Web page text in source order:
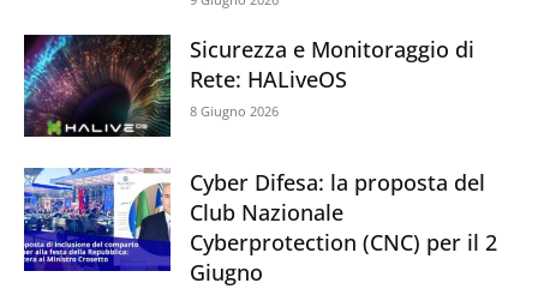
Sicurezza e Monitoraggio di
Rete: HALiveOS
8 Giugno 2026
Cyber Difesa: la proposta del
Club Nazionale
Cyberprotection (CNC) per il 2
Giugno